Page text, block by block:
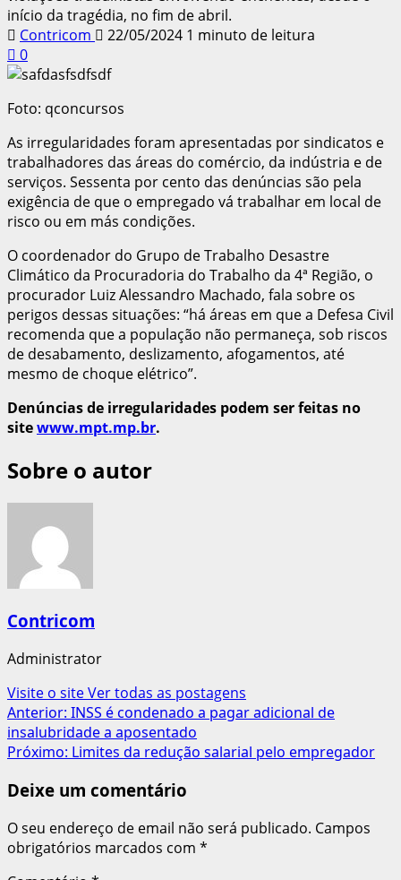
início da tragédia, no fim de abril.
Contricom
22/05/2024 1 minuto de leitura
0
Foto: qconcursos
As irregularidades foram apresentadas por sindicatos e
trabalhadores das áreas do comércio, da indústria e de
serviços. Sessenta por cento das denúncias são pela
exigência de que o empregado vá trabalhar em local de
risco ou em más condições.
O coordenador do Grupo de Trabalho Desastre
Climático da Procuradoria do Trabalho da 4ª Região, o
procurador Luiz Alessandro Machado, fala sobre os
perigos dessas situações: “há áreas em que a Defesa Civil
recomenda que a população não permaneça, sob riscos
de desabamento, deslizamento, afogamentos, até
mesmo de choque elétrico”.
Denúncias de irregularidades podem ser feitas no
sitewww.mpt.mp.br.
Sobre o autor
Contricom
Administrator
Visite o siteVer todas as postagens
Navegação
de
artigos
Anterior: INSS é condenado a pagar adicional de
insalubridade a aposentado
Próximo: Limites da redução salarial pelo empregador
Deixe um comentário
O seu endereço de email não será publicado. Campos
obrigatórios marcados com *